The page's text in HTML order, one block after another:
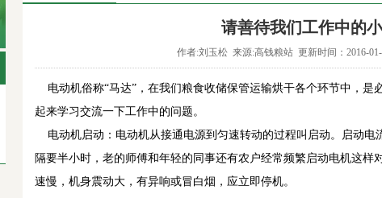
请善待我们工作中的
作者:刘玉松 来源:高钱粮站 更新时间：2016-
电动机俗称“马达”，在我们粮食收储保管运输烘干各个环节中，是
起来学习交流一下工作中的问题。
电动机启动：电动机从接通电源到匀速转动的过程叫启动。启动电
隔要半小时，老的师傅和年轻的同事还有农户经常频繁启动电机这样
速慢，机身震动大，有异响或冒白烟，应立即